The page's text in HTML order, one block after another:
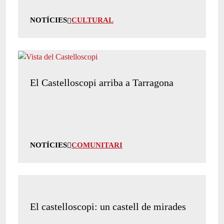
NOTÍCIES CULTURAL
El Castelloscopi arriba a Tarragona
NOTÍCIES COMUNITARI
El castelloscopi: un castell de mirades